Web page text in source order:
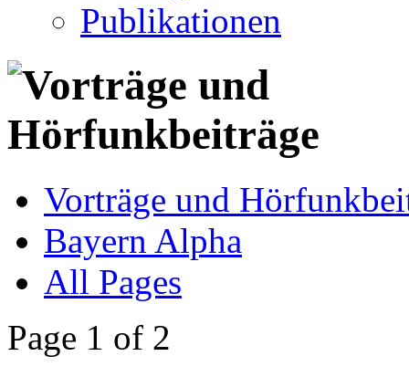
Publikationen
Vorträge und
Bayern Alpha
All Pages
Page 1 of 2